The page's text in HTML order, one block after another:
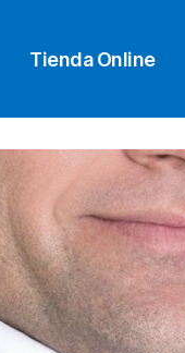
Tienda Online